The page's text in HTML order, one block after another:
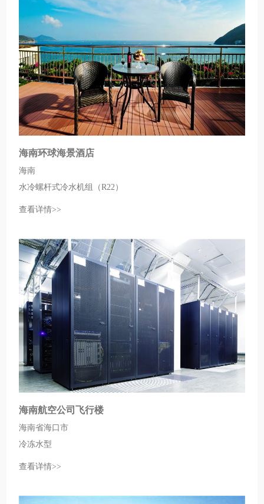
海南环球海景酒店
海南
水冷螺杆式冷水机组（R22）
查看详情>>
海南航空公司飞行楼
海南省海口市
冷冻水型
查看详情>>